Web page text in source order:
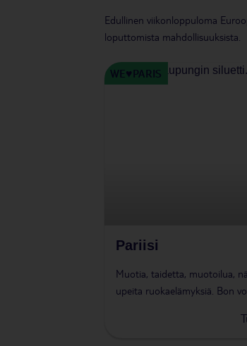
Edullinen viikonloppuloma
loputtomista mahdollisuuksista.
WE♥PARIS
Pariisi
Muotia, taidetta, muotoilua,
upeita ruokaelämyksiä. Bon